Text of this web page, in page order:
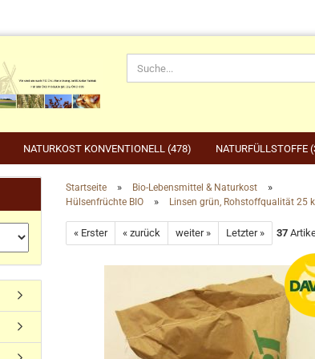
Konto erstellen
Passwort vergessen?
NATURKOST KONVENTIONELL (478) NATURFÜLLSTOFFE
& Winterfütterung
Compo
Grillen, Grillbedarf, Holzkohle
Startseite » Bio-Lebensmittel & Naturkost »
Hülsenfrüchte BIO » Linsen grün, Rohstoffqualität 25
« Erster « zurück weiter » Letzter » 37